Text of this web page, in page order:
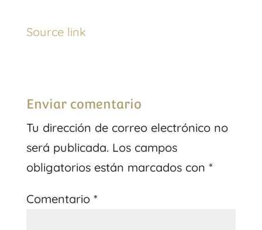
Source link
Enviar comentario
Tu dirección de correo electrónico no
será publicada. Los campos
obligatorios están marcados con *
Comentario *